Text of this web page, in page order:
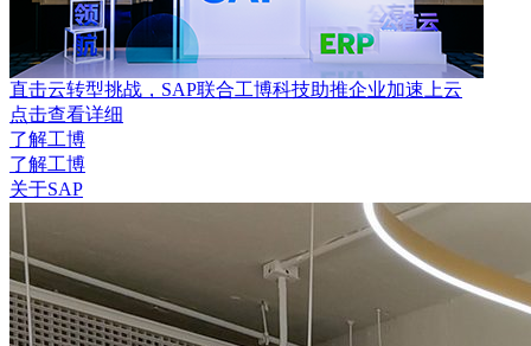
直击云转型挑战，SAP联合工博科技助推企业加速上云
点击查看详细
了解工博
了解工博
关于SAP